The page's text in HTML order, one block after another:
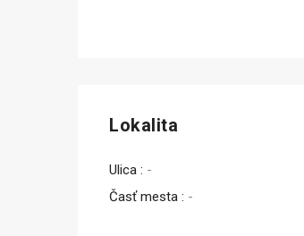
Lokalita
Ulica : -
Časť mesta : -